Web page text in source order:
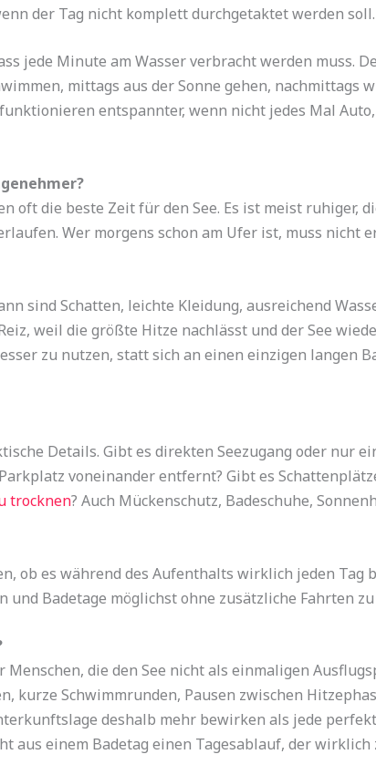
der Tag nicht komplett durchgetaktet werden soll.
jede Minute am Wasser verbracht werden muss.
mittags aus der Sonne gehen, nachmittags
entspannter, wenn nicht jedes Mal
oft die beste Zeit für den See. Es ist meist ruhiger,
Wer morgens schon am Ufer ist, muss nicht
sind Schatten, leichte Kleidung, ausreichend
weil die größte Hitze nachlässt und der See
zu nutzen, statt sich an einen einzigen langen
Details. Gibt es direkten Seezugang oder nur
voneinander entfernt? Gibt es
trocknen? Auch Mückenschutz, Badeschuhe,
ob es während des Aufenthalts wirklich jeden Tag
Badetage möglichst ohne zusätzliche Fahrten
die den See nicht als einmaligen
kurze Schwimmrunden, Pausen zwischen
deshalb mehr bewirken als jede
aus einem Badetag einen Tagesablauf, der wirklich